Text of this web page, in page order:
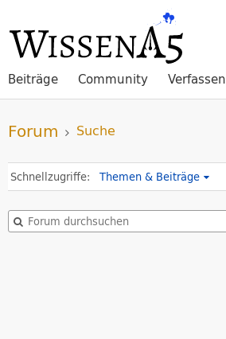
Beiträge Community Verfassen
Forum Suche
Schnellzugriffe Themen & Beiträge